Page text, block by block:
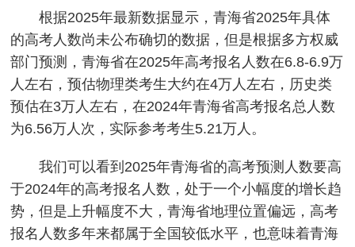
根据2025年最新数据显示，青海省2025年具体
的高考人数尚未公布确切的数据，但是根据多方权威
部门预测，青海省在2025年高考报名人数在6.8-6.9万
人左右，预估物理类考生大约在4万人左右，历史类
预估在3万人左右，在2024年青海省高考报名总人数
为6.56万人次，实际参考考生5.21万人。
我们可以看到2025年青海省的高考预测人数要高
于2024年的高考报名人数，处于一个小幅度的增长趋
势，但是上升幅度不大，青海省地理位置偏远，高考
报名人数多年来都属于全国较低水平，也意味着青海